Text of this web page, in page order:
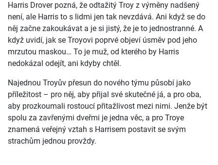
Harris Drover pozná, že odtažitý Troy z výměny nadšený
není, ale Harris to s lidmi jen tak nevzdává. Ani když se do
něj začne zakoukávat a je si jistý, že je to jednostranné. A
když uvidí, jak se Troyovi poprvé objeví úsměv pod jeho
mrzutou maskou… To je muž, od kterého by Harris
nedokázal odejít, ani kdyby chtěl.
Najednou Troyův přesun do nového týmu působí jako
příležitost – pro něj, aby přijal své skutečné já, a pro oba,
aby prozkoumali rostoucí přitažlivost mezi nimi. Jenže být
spolu za zavřenými dveřmi je jedna věc, a pro Troye
znamená veřejný vztah s Harrisem postavit se svým
strachům jednou provždy.